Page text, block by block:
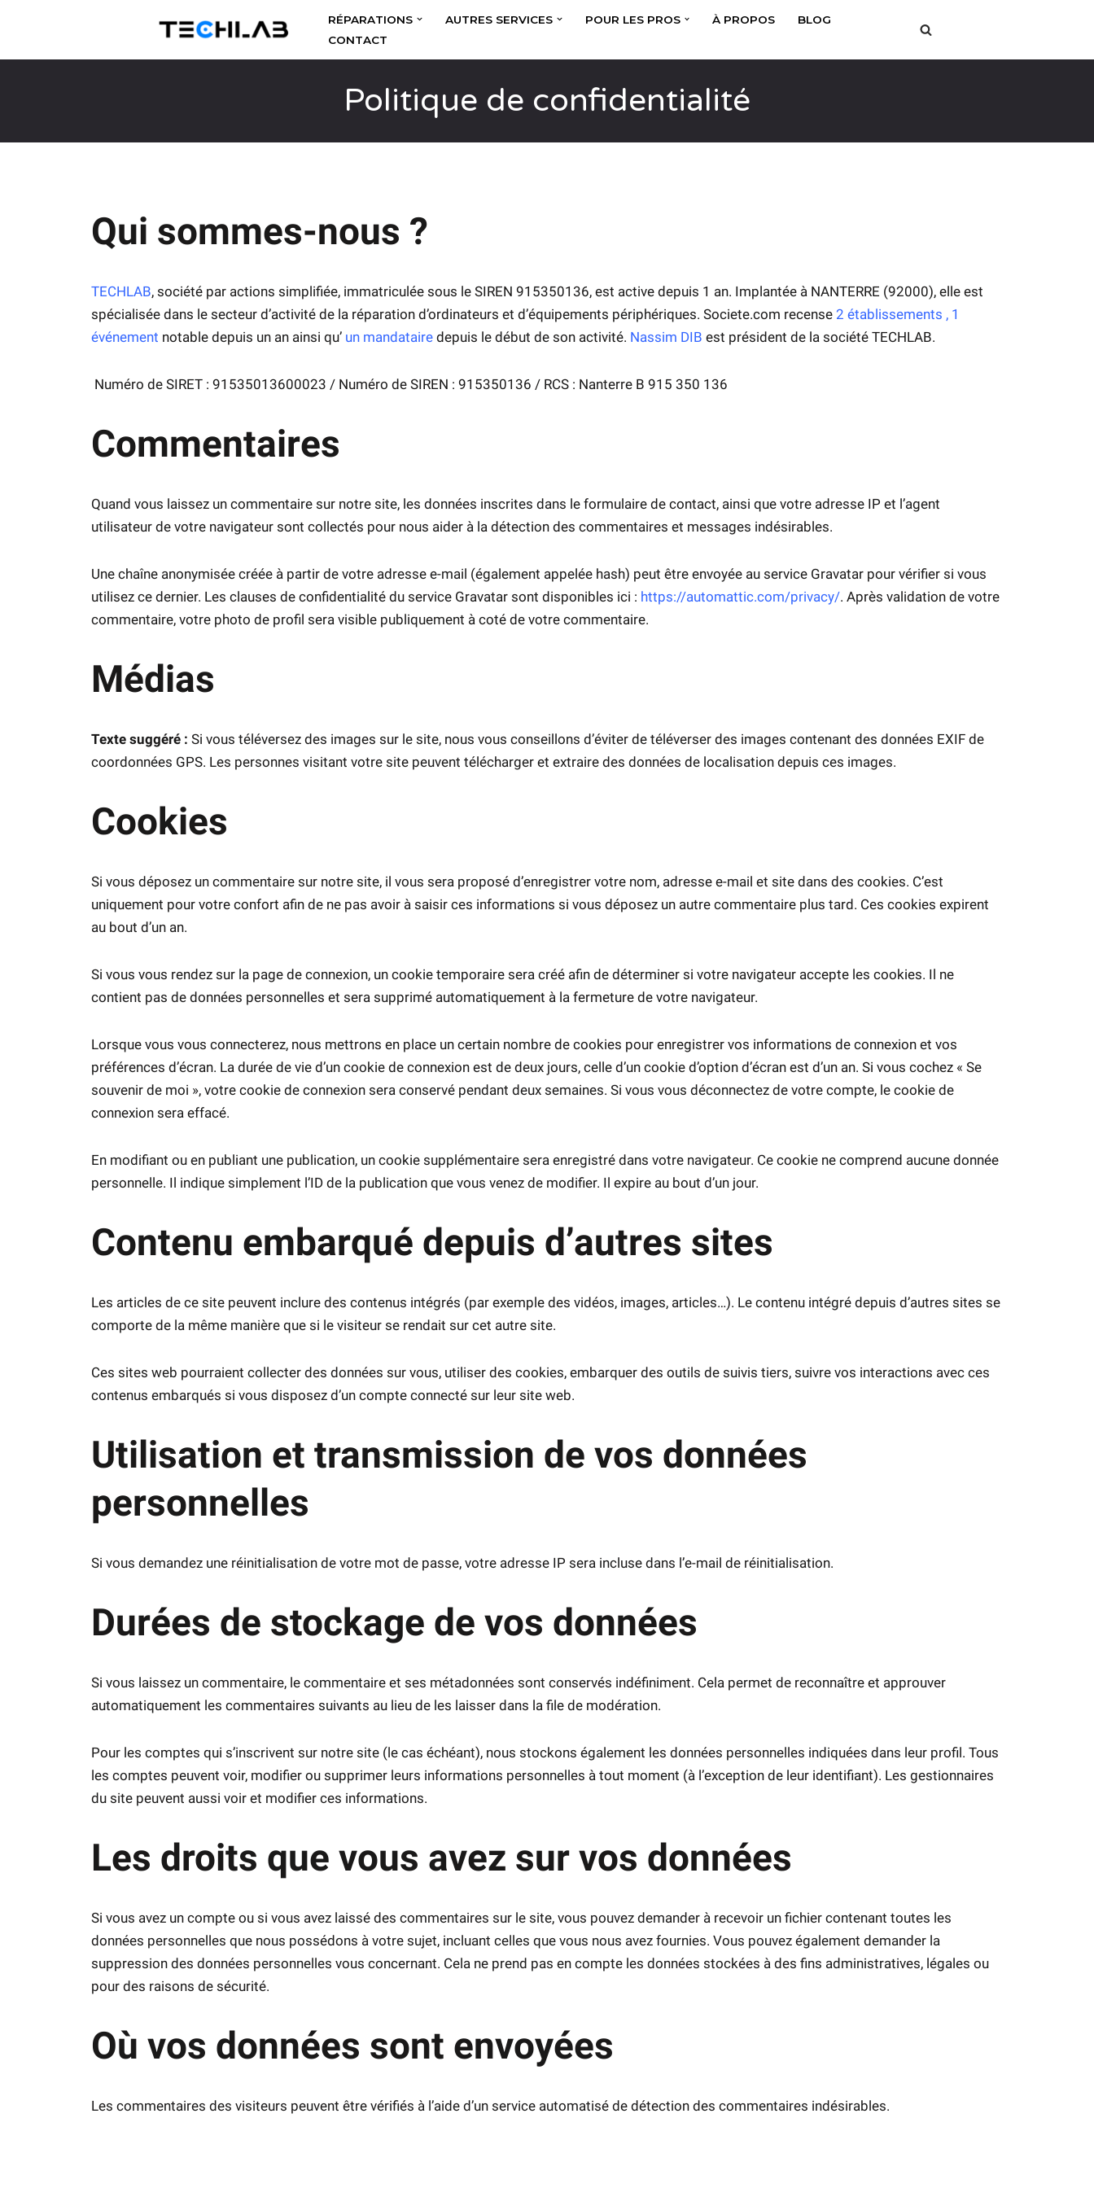
RÉPARATIONS AUTRES SERVICES POUR LES PROS À PROPOS
BLOG
CONTACT
Politique de confidentialité
Qui sommes-nous ?
TECHLAB, société par actions simplifiée, immatriculée sous le SIREN 915350136, est active depuis 1 an. Implantée à NANTERRE (92000), elle est
spécialisée dans le secteur d’activité de la réparation d’ordinateurs et d’équipements périphériques. Societe.com recense 2 établissements , 1
événement notable depuis un an ainsi qu’ un mandataire depuis le début de son activité. Nassim DIB est président de la société TECHLAB.
Numéro de SIRET : 91535013600023 / Numéro de SIREN : 915350136 / RCS : Nanterre B 915 350 136
Commentaires
Quand vous laissez un commentaire sur notre site, les données inscrites dans le formulaire de contact, ainsi que votre adresse IP et l’agent
utilisateur de votre navigateur sont collectés pour nous aider à la détection des commentaires et messages indésirables.
Une chaîne anonymisée créée à partir de votre adresse e-mail (également appelée hash) peut être envoyée au service Gravatar pour vérifier si vous
utilisez ce dernier. Les clauses de confidentialité du service Gravatar sont disponibles ici : https://automattic.com/privacy/. Après validation de votre
commentaire, votre photo de profil sera visible publiquement à coté de votre commentaire.
Médias
Texte suggéré : Si vous téléversez des images sur le site, nous vous conseillons d’éviter de téléverser des images contenant des données EXIF de
coordonnées GPS. Les personnes visitant votre site peuvent télécharger et extraire des données de localisation depuis ces images.
Cookies
Si vous déposez un commentaire sur notre site, il vous sera proposé d’enregistrer votre nom, adresse e-mail et site dans des cookies. C’est
uniquement pour votre confort afin de ne pas avoir à saisir ces informations si vous déposez un autre commentaire plus tard. Ces cookies expirent
au bout d’un an.
Si vous vous rendez sur la page de connexion, un cookie temporaire sera créé afin de déterminer si votre navigateur accepte les cookies. Il ne
contient pas de données personnelles et sera supprimé automatiquement à la fermeture de votre navigateur.
Lorsque vous vous connecterez, nous mettrons en place un certain nombre de cookies pour enregistrer vos informations de connexion et vos
préférences d’écran. La durée de vie d’un cookie de connexion est de deux jours, celle d’un cookie d’option d’écran est d’un an. Si vous cochez « Se
souvenir de moi », votre cookie de connexion sera conservé pendant deux semaines. Si vous vous déconnectez de votre compte, le cookie de
connexion sera effacé.
En modifiant ou en publiant une publication, un cookie supplémentaire sera enregistré dans votre navigateur. Ce cookie ne comprend aucune donnée
personnelle. Il indique simplement l’ID de la publication que vous venez de modifier. Il expire au bout d’un jour.
Contenu embarqué depuis d’autres sites
Les articles de ce site peuvent inclure des contenus intégrés (par exemple des vidéos, images, articles…). Le contenu intégré depuis d’autres sites se
comporte de la même manière que si le visiteur se rendait sur cet autre site.
Ces sites web pourraient collecter des données sur vous, utiliser des cookies, embarquer des outils de suivis tiers, suivre vos interactions avec ces
contenus embarqués si vous disposez d’un compte connecté sur leur site web.
Utilisation et transmission de vos données
personnelles
Si vous demandez une réinitialisation de votre mot de passe, votre adresse IP sera incluse dans l’e-mail de réinitialisation.
Durées de stockage de vos données
Si vous laissez un commentaire, le commentaire et ses métadonnées sont conservés indéfiniment. Cela permet de reconnaître et approuver
automatiquement les commentaires suivants au lieu de les laisser dans la file de modération.
Pour les comptes qui s’inscrivent sur notre site (le cas échéant), nous stockons également les données personnelles indiquées dans leur profil. Tous
les comptes peuvent voir, modifier ou supprimer leurs informations personnelles à tout moment (à l’exception de leur identifiant). Les gestionnaires
du site peuvent aussi voir et modifier ces informations.
Les droits que vous avez sur vos données
Si vous avez un compte ou si vous avez laissé des commentaires sur le site, vous pouvez demander à recevoir un fichier contenant toutes les
données personnelles que nous possédons à votre sujet, incluant celles que vous nous avez fournies. Vous pouvez également demander la
suppression des données personnelles vous concernant. Cela ne prend pas en compte les données stockées à des fins administratives, légales ou
pour des raisons de sécurité.
Où vos données sont envoyées
Les commentaires des visiteurs peuvent être vérifiés à l’aide d’un service automatisé de détection des commentaires indésirables.